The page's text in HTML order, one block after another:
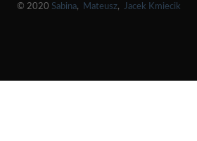
© 2020 Sabina, Mateusz, Jacek Kmiecik